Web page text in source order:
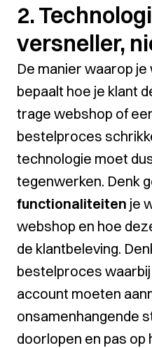
2.
versneller,
De manier waarop
bepaalt hoe je klant
trage webshop of
bestelproces
technologie moet
tegenwerken. Denk
functionaliteiten je
webshop en hoe
de klantbeleving.
bestelproces
account moeten
onsamenhangende
doorlopen en pas op